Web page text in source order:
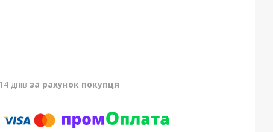
днів за рахунок покупця